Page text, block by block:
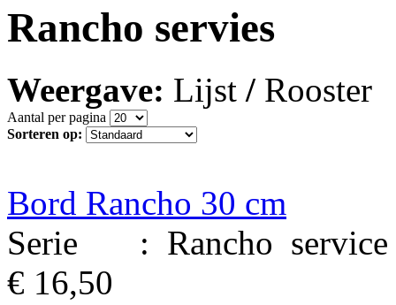
Rancho servies
Weergave: Lijst / Rooster
Aantal per pagina
Sorteren op:
Bord Rancho 30 cm
Serie : Rancho service
€ 16,50